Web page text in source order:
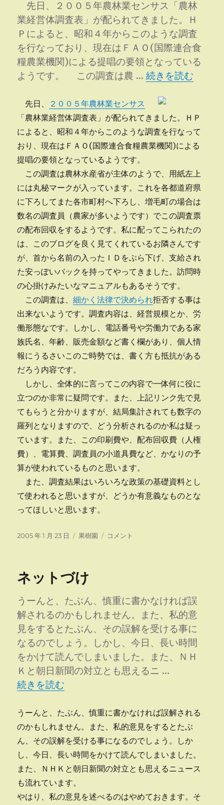
っ
り
に
先日、２００５年農林業センサス「農林
業経営体調査表」が配られてきました。Ｈ
Ｐによると、昭和４年からこのような調査
を行なっており、現在はＦＡＯ(国際連合食
糧農業機関)による提唱の要領となっている
ようです。 この調査は農 …“農林業センサス
続きを読む
先日、
２００５年農林業センサス
「農林業経営体調査表」が配られてきました。ＨＰ
によると、昭和４年からこのような調査を行なって
おり、現在はＦＡＯ(国際連合食糧農業機関)による
提唱の要領となっているようです。
この調査は農林水産省が主体のようで、用紙左上
には丸秘マークが入っています。これを各都道府県
に下ろしてまた各市町村へ下ろし、増毛町の場合は
数名の調査員（農家が多いようです）でこの調査票
の配布回収をするようです。私に配ってこられたの
は、このブログを良く見てくれているお隣さんです
が、首から名前の入ったＩＤをぶら下げ、支給され
た安っぽいバックを持ってやってきました。訪問時
の心掛けみたいなマニュアルもあるそうです。
この調査は、細かく法律で決められ拒否する事は
出来ないようです。調査内容は、経営規模とか、労
働形態なです。しかし、電話番号や労働力である家
族氏名、年齢、販売金額など書く欄があり、個人情
報にうるさいこのご時勢では、書く方も抵抗がある
だろう内容です。
しかし、全体的に言ってこの内容で一体何に役に
立つのか非常に疑問です。また、上記リンク先で見
てもらうと分かりますが、結局集計されても数字の
羅列となりますので、どう分析されるのか私は疑っ
ています。また、この印刷費や、配布回収費（人権
費）、電算費、調査員の小道具費など、かなりの予
算が使われているものと思います。
また、調査結果はいろいろな政策の基礎資料とし
て使われると思いますが、どうか有意義なものとな
ってほしいと思います。
投
2005 年 1 月 23 日
カ
ー
果樹園
農
ス
コメント
ネットづけ
うーんと、たぶん、慎重に書かなければ誤
解されるのかもしれません。また、私的意
見をするとたぶん、その誤解を受ける事に
なるのでしょう。しかし、今日、長い時間
をかけて読んでしまいました。また、ＮＨ
Ｋと朝日新聞の対立とも思えるニ …
“ネットづけ” の
続きを読む
うーんと、たぶん、慎重に書かなければ誤解される
のかもしれません。また、私的意見をするとたぶ
ん、その誤解を受ける事になるのでしょう。しか
し、今日、長い時間をかけて読んでしまいました。
また、ＮＨＫと朝日新聞の対立とも思えるニュース
も流れています。
やはり、私の意見を述べるのはやめておきます。そ